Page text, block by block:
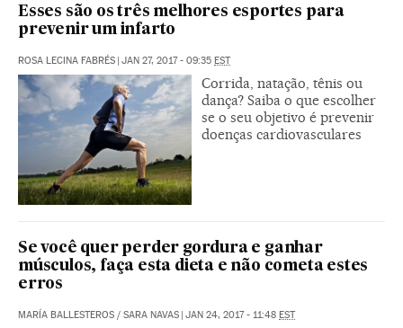
Esses são os três melhores esportes para
prevenir um infarto
ROSA LECINA FABRÉS JAN 27, 2017 - 09:35 EST
Corrida, natação, tênis ou
dança? Saiba o que escolher
se o seu objetivo é prevenir
doenças cardiovasculares
Se você quer perder gordura e ganhar
músculos, faça esta dieta e não cometa estes
erros
MARÍA BALLESTEROS / SARA NAVAS JAN 24, 2017 - 11:48 EST